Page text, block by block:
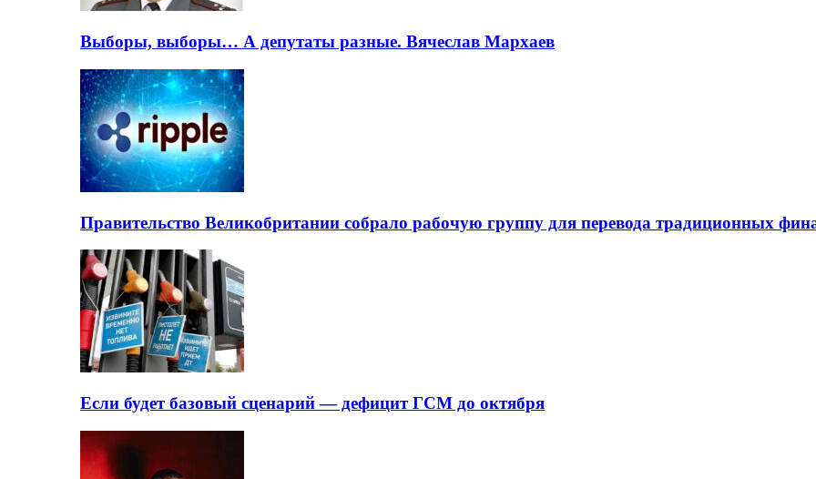
Выборы, выборы… А депутаты разные. Вячеслав Мархаев
Правительство Великобритании собрало рабочую группу для перевода традиционных
Если будет базовый сценарий — дефицит ГСМ до октября